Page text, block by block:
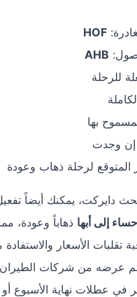
HOF
AHB
بها
لرحلة ذهاب وعودة
يمكنك أيضاً تفعيل تنبيه
أبهاذهاباً وعودة، مما
الأسعار والاستفادة من أي
من شركات الطيران. وإذا
نهاية الأسبوع أو